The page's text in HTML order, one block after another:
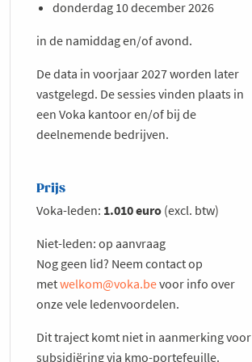
donderdag 10 december 2026
in de namiddag en/of avond.
De data in voorjaar 2027 worden later
vastgelegd. De sessies vinden plaats in
een Voka kantoor en/of bij de
deelnemende bedrijven.
Prijs
Voka-leden: 1.010 euro (excl. btw)
Niet-leden: op aanvraag
Nog geen lid? Neem contact op
metwelkom@voka.bevoor info over
onze vele ledenvoordelen.
Dit traject komt niet in aanmerking voor
subsidiëring via kmo-portefeuille.